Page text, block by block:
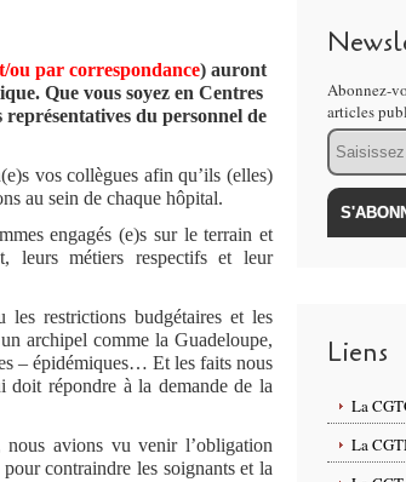
ou par correspondance) auront
Que vous soyez en Centres
représentatives du personnel de
vos collègues afin qu’ils (elles)
au sein de chaque hôpital.
engagés (e)s sur le terrain et
leurs métiers respectifs et leur
restrictions budgétaires et les
archipel comme la Guadeloupe,
– épidémiques… Et les faits nous
doit répondre à la demande de la
avions vu venir l’obligation
contraindre les soignants et la
Abonnez-
articles
Email
Liens
La
La